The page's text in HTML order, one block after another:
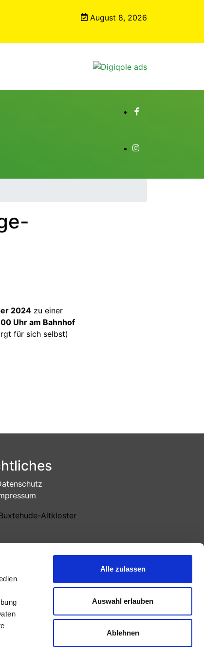
Alle zulassen
Auswahl erlauben
Ablehnen
August 8, 2026
2024zu einer
Uhr am Bahnhof
für sich selbst)